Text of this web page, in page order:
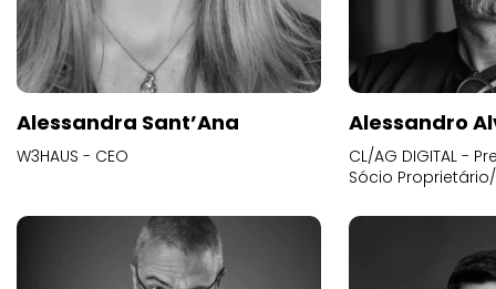
Alessandra Sant’Ana
W3HAUS - CEO
Alessandro
CL/AG DIGITAL -
Sócio